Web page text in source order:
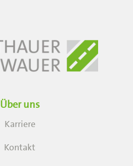
Über uns
Karriere
Kontakt